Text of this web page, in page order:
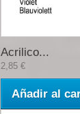
Acrilico...
2,85 €
Añadir al